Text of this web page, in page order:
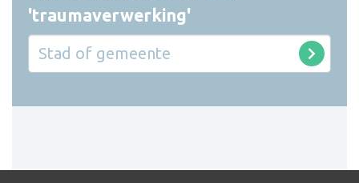
'traumaverwerking'